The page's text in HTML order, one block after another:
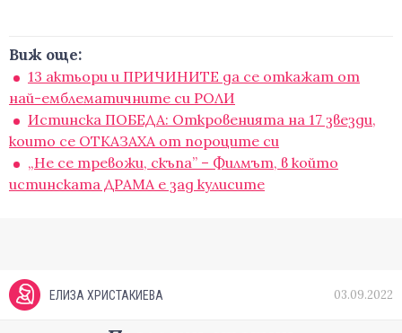
Виж още:
13 актьори и ПРИЧИНИТЕ да се откажат от
най-емблематичните си РОЛИ
Истинска ПОБЕДА: Откровенията на 17 звезди,
които се ОТКАЗАХА от пороците си
„Не се тревожи, скъпа” – Филмът, в който
истинската ДРАМА е зад кулисите
ЕЛИЗА ХРИСТАКИЕВА 03.09.2022